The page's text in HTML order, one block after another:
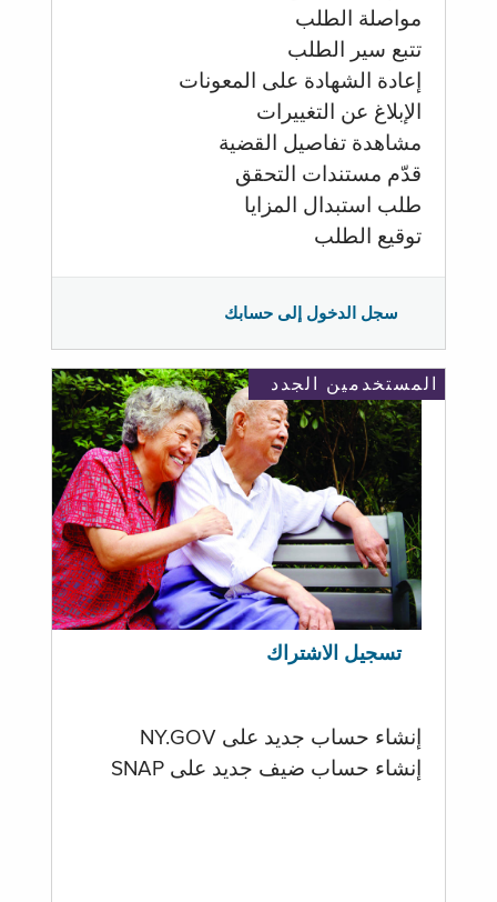
مواصلة الطلب
تتبع سير الطلب
إعادة الشهادة على المعونات
الإبلاغ عن التغييرات
مشاهدة تفاصيل القضية
قدّم مستندات التحقق
طلب استبدال المزايا
توقيع الطلب
سجل الدخول إلى حسابك
المستخدمين الجدد
تسجيل الاشتراك
إنشاء حساب جديد على NY.GOV
إنشاء حساب ضيف جديد على SNAP